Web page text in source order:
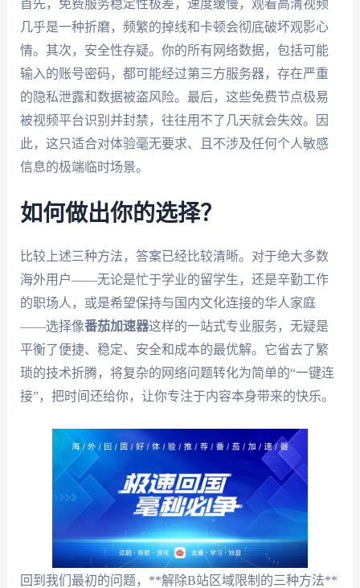
首先，免费服务稳定性极差，速度缓慢，观看高清视频
几乎是一种折磨，频繁的掉线和卡顿会彻底破坏观影心
情。其次，安全性存疑。你的所有网络数据，包括可能
输入的账号密码，都可能经过第三方服务器，存在严重
的隐私泄露和数据被盗风险。最后，这些免费节点极易
被视频平台识别并封禁，往往用不了几天就会失效。因
此，这只适合对体验毫无要求、且不涉及任何个人敏感
信息的极端临时场景。
如何做出你的选择？
比较上述三种方法，答案已经比较清晰。对于绝大多数
海外用户——无论是忙于学业的留学生，还是辛勤工作
的职场人，或是希望保持与国内文化连接的华人家庭
——选择像番茄加速器这样的一站式专业服务，无疑是
平衡了便捷、稳定、安全和成本的最优解。它省去了繁
琐的技术折腾，将复杂的网络问题转化为简单的“一键连
接”，把时间还给你，让你专注于内容本身带来的快乐。
回到我们最初的问题，**解除B站区域限制的三种方法**